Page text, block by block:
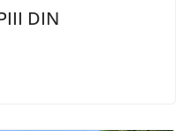
DIN